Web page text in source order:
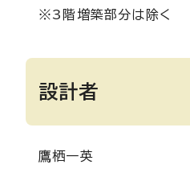
※3階増築部分は除く
設計者
鷹栖一英